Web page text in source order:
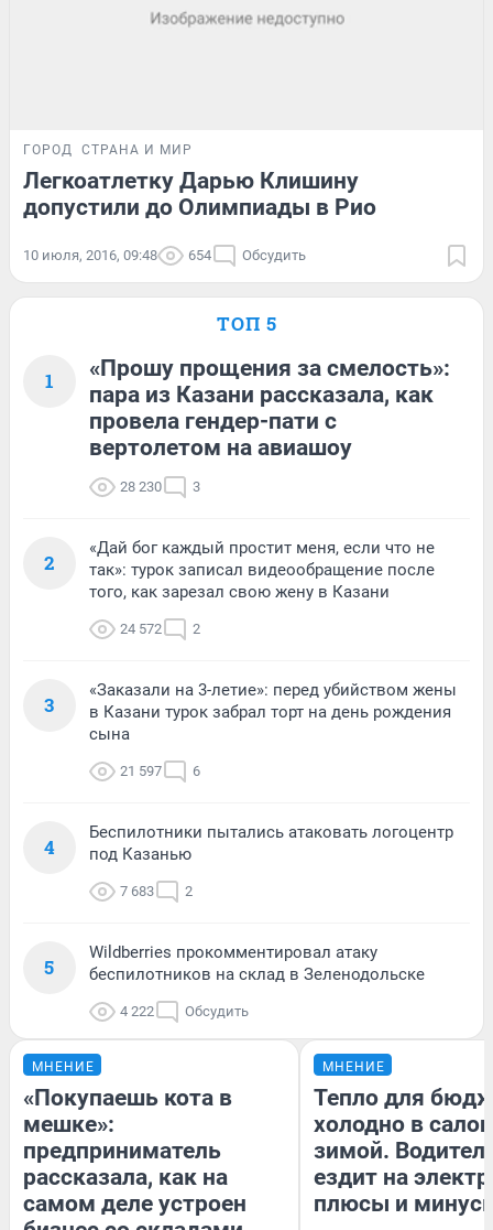
ГОРОД СТРАНА И МИР
Легкоатлетку Дарью Клишину
допустили до Олимпиады в Рио
10 июля, 2016, 09:48 654 Обсудить
ТОП 5
1
«Прошу прощения за смелость»:
пара из Казани рассказала, как
провела гендер-пати с
вертолетом на авиашоу
28 230 3
2
«Дай бог каждый простит меня, если что не
так»: турок записал видеообращение после
того, как зарезал свою жену в Казани
24 572 2
3
«Заказали на 3-летие»: перед убийством жены
в Казани турок забрал торт на день рождения
сына
21 597 6
4
Беспилотники пытались атаковать логоцентр
под Казанью
7 683 2
5
Wildberries прокомментировал атаку
беспилотников на склад в Зеленодольске
4 222 Обсудить
МНЕНИЕ
«Покупаешь кота в
мешке»:
предприниматель
рассказала, как на
самом деле устроен
МНЕНИЕ
Тепло для
холодно в
зимой.
ездит на
плюсы и